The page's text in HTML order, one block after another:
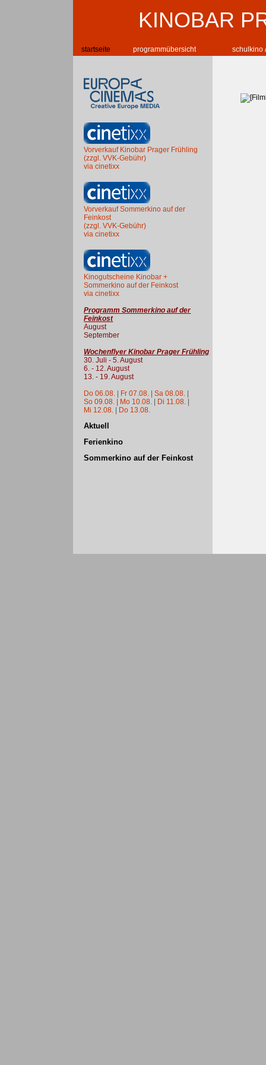
KINOBAR
startseite programmübersicht schulkino
Vorverkauf Kinobar Prager Frühling
(zzgl. VVK-Gebühr)
via cinetixx
Vorverkauf Sommerkino auf der
Feinkost
(zzgl. VVK-Gebühr)
via cinetixx
Kinogutscheine Kinobar +
Sommerkino auf der Feinkost
via cinetixx
Programm Sommerkino auf der
Feinkost
August
September
Wochenflyer Kinobar Prager Frühling
30. Juli - 5. August
6. - 12. August
13. - 19. August
Do 06.08. | Fr 07.08. |Sa 08.08. |
So 09.08. | Mo 10.08. | Di 11.08. |
Mi 12.08. | Do 13.08.
Aktuell
Ferienkino
Sommerkino auf der Feinkost